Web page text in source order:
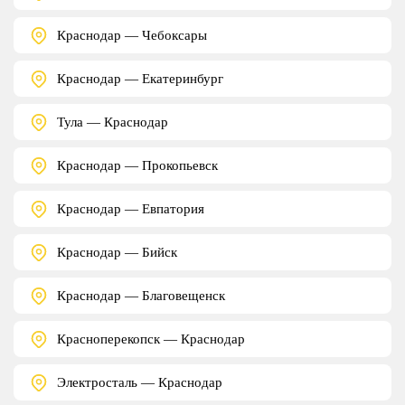
Краснодар — Чебоксары
Краснодар — Екатеринбург
Тула — Краснодар
Краснодар — Прокопьевск
Краснодар — Евпатория
Краснодар — Бийск
Краснодар — Благовещенск
Красноперекопск — Краснодар
Электросталь — Краснодар